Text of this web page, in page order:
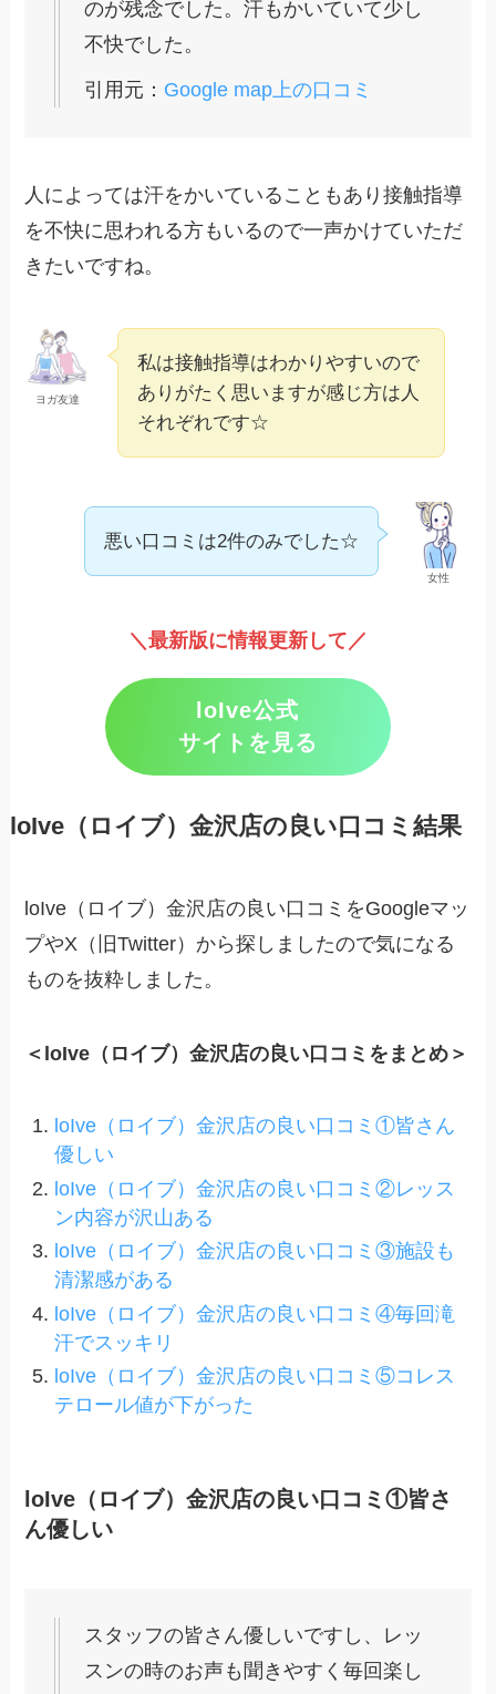
のが残念でした。汗もかいていて少し
不快でした。
引用元： Google map上の口コミ
人によっては汗をかいていることもあり接触指導
を不快に思われる方もいるので一声かけていただ
きたいですね。
ヨガ友達
私は接触指導はわかりやすいので
ありがたく思いますが感じ方は人
それぞれです☆
女性
悪い口コミは2件のみでした☆
＼最新版に情報更新して／
loIve公式
サイトを見る
loIve（ロイブ）金沢店の良い口コミ結果
loIve（ロイブ）金沢店の良い口コミをGoogleマッ
プやX（旧Twitter）から探しましたので気になる
ものを抜粋しました。
＜loIve（ロイブ）金沢店の良い口コミをまとめ＞
loIve（ロイブ）金沢店の良い口コミ①皆さん
優しい
loIve（ロイブ）金沢店の良い口コミ②レッス
ン内容が沢山ある
loIve（ロイブ）金沢店の良い口コミ③施設も
清潔感がある
loIve（ロイブ）金沢店の良い口コミ④毎回滝
汗でスッキリ
loIve（ロイブ）金沢店の良い口コミ⑤コレス
テロール値が下がった
loIve（ロイブ）金沢店の良い口コミ①皆さ
ん優しい
スタッフの皆さん優しいですし、レッ
スンの時のお声も聞きやすく毎回楽し